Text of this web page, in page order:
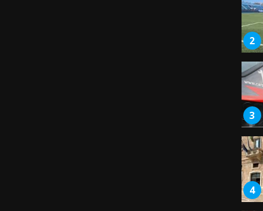
2
3
4